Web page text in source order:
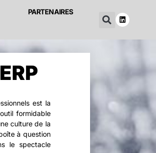
PARTENAIRES
est la
formidable
culture de la
à question
le spectacle